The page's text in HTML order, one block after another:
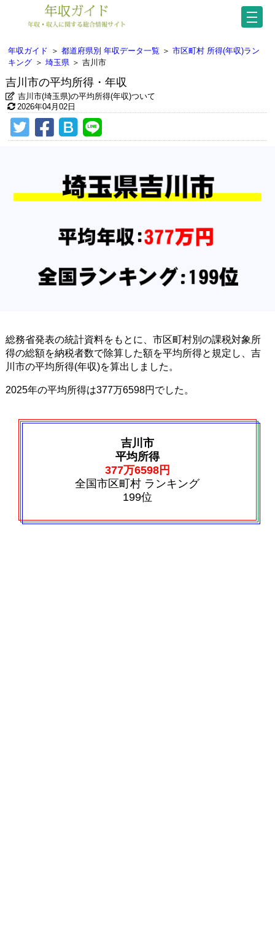
年収ガイド ＞ 都道府県別 年収データ一覧 ＞ 市区町村 所得(年収)ラン
キング ＞ 埼玉県 ＞ 吉川市
吉川市の平均所得・年収
吉川市(埼玉県)の平均所得(年収)ついて
2026年04月02日
総務省発表の統計資料をもとに、市区町村別の課税対象所
得の総額を納税者数で除算した額を平均所得と規定し、吉
川市の平均所得(年収)を算出しました。
2025年の平均所得は377万6598円でした。
吉川市
平均所得
377万6598円
全国市区町村 ランキング
199位